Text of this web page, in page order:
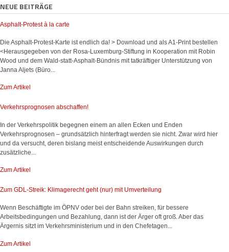
NEUE BEITRÄGE
Asphalt-Protest à la carte
Die Asphalt-Protest-Karte ist endlich da! > Download und als A1-Print bestellen
<Herausgegeben von der Rosa-Luxemburg-Stiftung in Kooperation mit Robin
Wood und dem Wald-statt-Asphalt-Bündnis mit tatkräftiger Unterstützung von
Janna Aljets (Büro...
Zum Artikel
Verkehrsprognosen abschaffen!
In der Verkehrspolitik begegnen einem an allen Ecken und Enden
Verkehrsprognosen – grundsätzlich hinterfragt werden sie nicht. Zwar wird hier
und da versucht, deren bislang meist entscheidende Auswirkungen durch
zusätzliche...
Zum Artikel
Zum GDL-Streik: Klimagerecht geht (nur) mit Umverteilung
Wenn Beschäftigte im ÖPNV oder bei der Bahn streiken, für bessere
Arbeitsbedingungen und Bezahlung, dann ist der Ärger oft groß. Aber das
Ärgernis sitzt im Verkehrsministerium und in den Chefetagen...
Zum Artikel